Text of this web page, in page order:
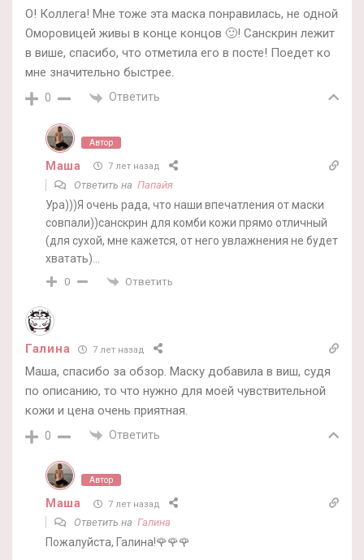
О! Коллега! Мне тоже эта маска понравилась, не одной
Оморовицей живы в конце концов 🙂! Санскрин лежит
в више, спасибо, что отметила его в посте! Поедет ко
мне значительно быстрее.
0 Ответить
Автор
Маша 7 лет назад
Ответить на Папайя
Ура)))Я очень рада, что наши впечатления от маски
совпали))санскрин для комби кожи прямо отличный
(для сухой, мне кажется, от него увлажнения не будет
хватать)…
0 Ответить
Галина 7 лет назад
Маша, спасибо за обзор. Маску добавила в виш, судя
по описанию, то что нужно для моей чувствительной
кожи и цена очень приятная.
0 Ответить
Автор
Маша 7 лет назад
Ответить на Галина
Пожалуйста, Галина!🌹🌹🌹